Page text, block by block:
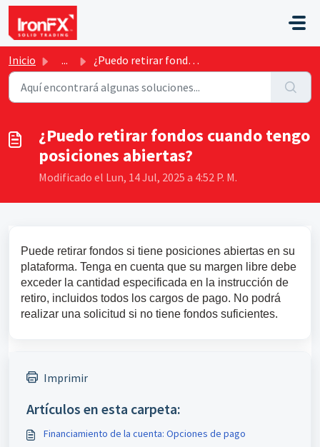
Saltar al contenido principal
Inicio ... ¿Puedo retirar fondos cuando tengo posiciones abiertas?
¿Puedo retirar fondos cuando tengo
posiciones abiertas?
Modificado el Lun, 14 Jul, 2025 a 4:52 P. M.
Puede retirar fondos si tiene posiciones abiertas en su
plataforma. Tenga en cuenta que su margen libre debe
exceder la cantidad especificada en la instrucción de
retiro, incluidos todos los cargos de pago. No podrá
realizar una solicitud si no tiene fondos suficientes.
Imprimir
Artículos en esta carpeta:
Financiamiento de la cuenta: Opciones de pago